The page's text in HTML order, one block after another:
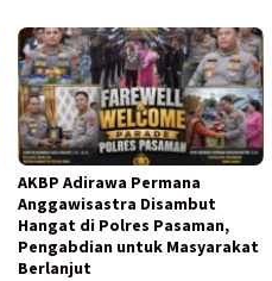
AKBP Adirawa Permana
Anggawisastra Disambut
Hangat di Polres Pasaman,
Pengabdian untuk Masyarakat
Berlanjut